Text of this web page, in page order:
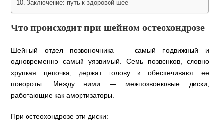
Заключение: путь к здоровой шее
Что происходит при шейном остеохондрозе
Шейный отдел позвоночника — самый подвижный и
одновременно самый уязвимый. Семь позвонков, словно
хрупкая цепочка, держат голову и обеспечивают ее
повороты. Между ними — межпозвонковые диски,
работающие как амортизаторы.
При остеохондрозе эти диски: